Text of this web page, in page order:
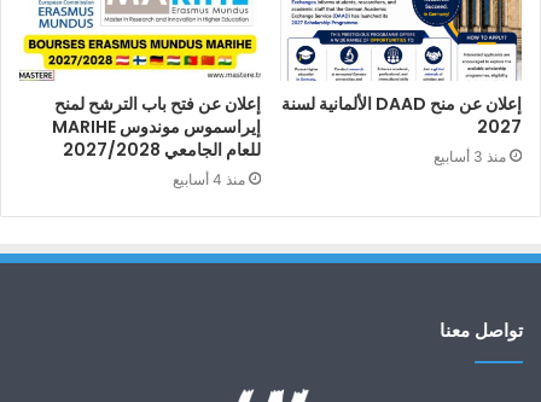
إعلان عن منح DAAD الألمانية لسنة
2027
منذ 3 أسابيع
إعلان عن فتح باب الترشح لمنح
إيراسموس موندوس MARIHE
للعام الجامعي 2027/2028
منذ 4 أسابيع
تواصل معنا